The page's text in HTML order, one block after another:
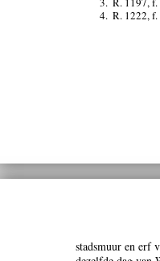
4. R. 1222,
stadsmuur en erf